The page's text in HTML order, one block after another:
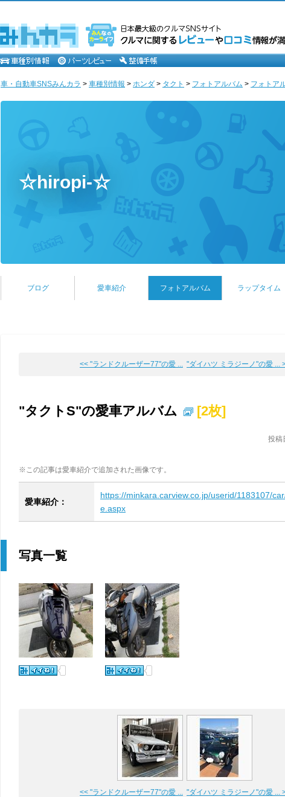
車・自動車SNSみんカラ > 車種別情報 > ホンダ > タクト > フォトアルバム > フォトア
☆hiropi-☆
ブログ 愛車紹介 フォトアルバム ラップタイム
<< "ランドクルーザー77"の愛 ... "ダイハツ ミラジーノ"の愛 ...
"タクトS"の愛車アルバム [2枚]
投稿
※この記事は愛車紹介で追加された画像です。
愛車紹介：
https://minkara.carview.co.jp/userid/1183107/
e.aspx
写真一覧
<< "ランドクルーザー77"の愛 ... "ダイハツ ミラジーノ"の愛 ...